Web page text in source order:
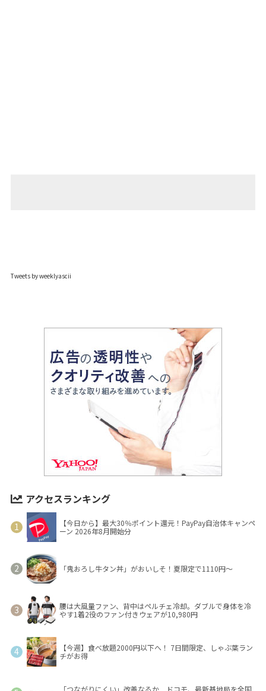
Tweets by weeklyascii
アクセスランキング
【今日から】最大30％ポイント還元！PayPay自治体キャンペ
ーン 2026年8月開始分
「鬼おろし牛タン丼」がおいしそ！夏限定で1110円～
腰は大風量ファン、背中はペルチェ冷却。ダブルで身体を冷
やす1着2役のファン付きウェアが10,980円
【今週】食べ放題2000円以下へ！ 7日間限定、しゃぶ葉ラン
チがお得
「つながりにくい」改善なるか ドコモ、最新基地局を全国